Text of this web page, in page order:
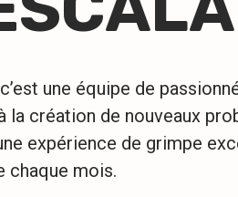
une équipe de
la création de nouveaux
expérience de grimpe
chaque mois.